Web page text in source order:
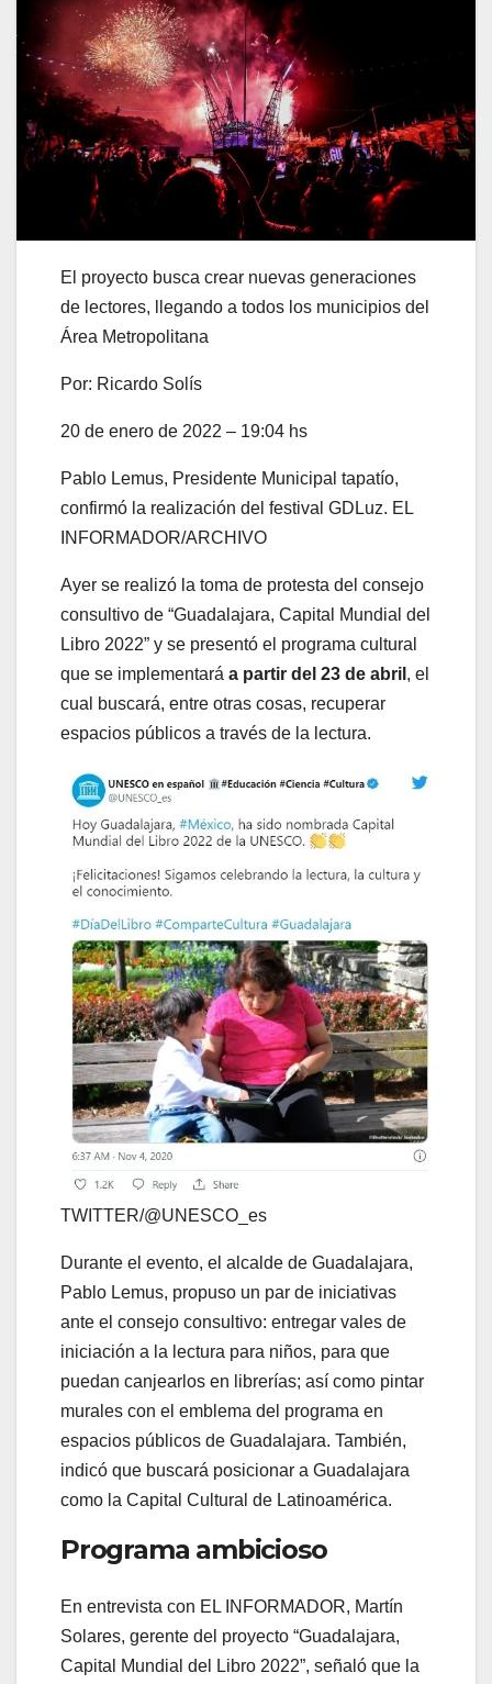
El proyecto busca crear nuevas generaciones
de lectores, llegando a todos los municipios del
Área Metropolitana
Por: Ricardo Solís
20 de enero de 2022 – 19:04 hs
Pablo Lemus, Presidente Municipal tapatío,
confirmó la realización del festival GDLuz. EL
INFORMADOR/ARCHIVO
Ayer se realizó la toma de protesta del consejo
consultivo de “Guadalajara, Capital Mundial del
Libro 2022” y se presentó el programa cultural
que se implementará a partir del 23 de abril , el
cual buscará, entre otras cosas, recuperar
espacios públicos a través de la lectura.
TWITTER/@UNESCO_es
Durante el evento, el alcalde de Guadalajara,
Pablo Lemus, propuso un par de iniciativas
ante el consejo consultivo: entregar vales de
iniciación a la lectura para niños, para que
puedan canjearlos en librerías; así como pintar
murales con el emblema del programa en
espacios públicos de Guadalajara. También,
indicó que buscará posicionar a Guadalajara
como la Capital Cultural de Latinoamérica.
Programa ambicioso
En entrevista con EL INFORMADOR, Martín
Solares, gerente del proyecto “Guadalajara,
Capital Mundial del Libro 2022”, señaló que la